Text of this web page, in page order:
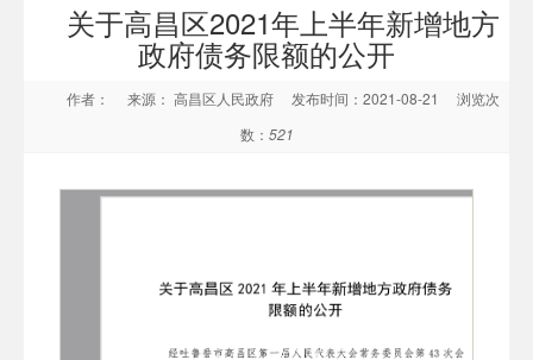
关于高昌区2021年上半年新增地方
政府债务限额的公开
作者： 来源： 高昌区人民政府 发布时间：2021-08-21
浏览次
数： 521